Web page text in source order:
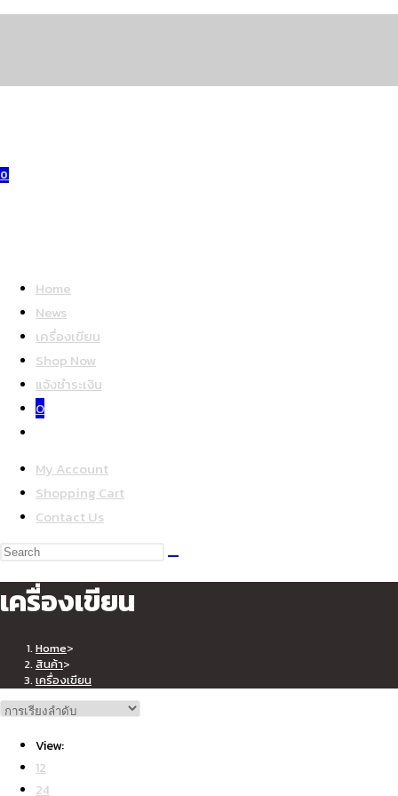
0
Home
News
เครื่องเขียน
Shop Now
แจ้งชำระเงิน
0
search
My Account
Shopping Cart
Contact Us
Search
website
เครื่องเขียน
Home>
สินค้า>
เครื่องเขียน
การเรียงลำดับ
View:
12
24